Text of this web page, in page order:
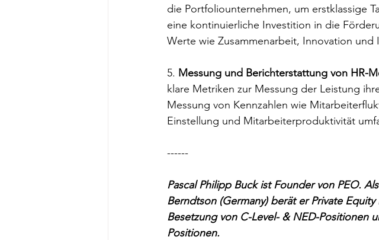
die Portfoliounternehmen, um erstklassige
eine kontinuierliche Investition in die
Werte wie Zusammenarbeit, Innovation
5. Messung und Berichterstattung von HR-
klare Metriken zur Messung der Leistung
Messung von Kennzahlen wie
Einstellung und Mitarbeiterproduktivität
------
Pascal Philipp Buck ist Founder von PEO.
Berndtson (Germany) berät er Private
Besetzung von C-Level- & NED-Positionen
Positionen.